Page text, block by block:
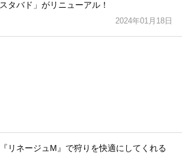
スタバド」がリニューアル！
2024年01月18日
『リネージュM』で狩りを快適にしてくれる